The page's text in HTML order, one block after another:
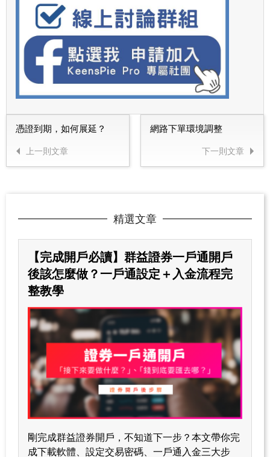
憑證到期，如何展延？
上一則文章
網路下單環境調整
下一則文章
精選文章
【完成開戶必讀】群益證券一戶通開戶
後該怎麼做？一戶通設定＋入金流程完
整教學
剛完成群益證券開戶，不知道下一步？本文帶你完
成下載軟體、設定交易密碼、一戶通入金三大步